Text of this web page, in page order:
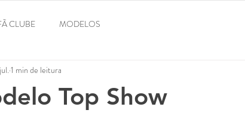
CLUBE MODELOS
Top Show
1 min de leitura